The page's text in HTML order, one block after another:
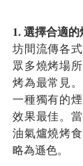
1. 選擇合適
坊間流傳各
眾多燒烤場
烤為最常見
一種獨有的
效果最佳。
油氣爐燒烤
略為遜色。